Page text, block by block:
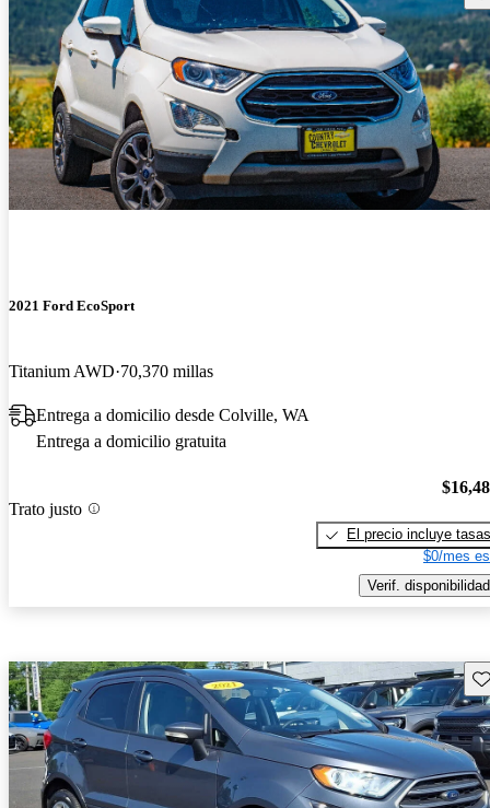
2021 Ford EcoSport
Titanium AWD 70,370 millas
Entrega a domicilio desde Colville, WA
Entrega a domicilio gratuita
Trato justo
El precio incluye tasas
$0/mes
Verif. disponibilidad